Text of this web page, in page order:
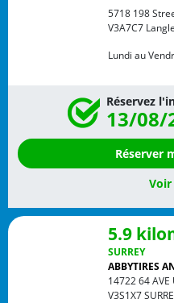
5718 198
V3A7C7
Lundi au
Réservez
13/08/
Réserver
5.9
SURREY
ABBYTIRES
14722 64 AVE
V3S1X7